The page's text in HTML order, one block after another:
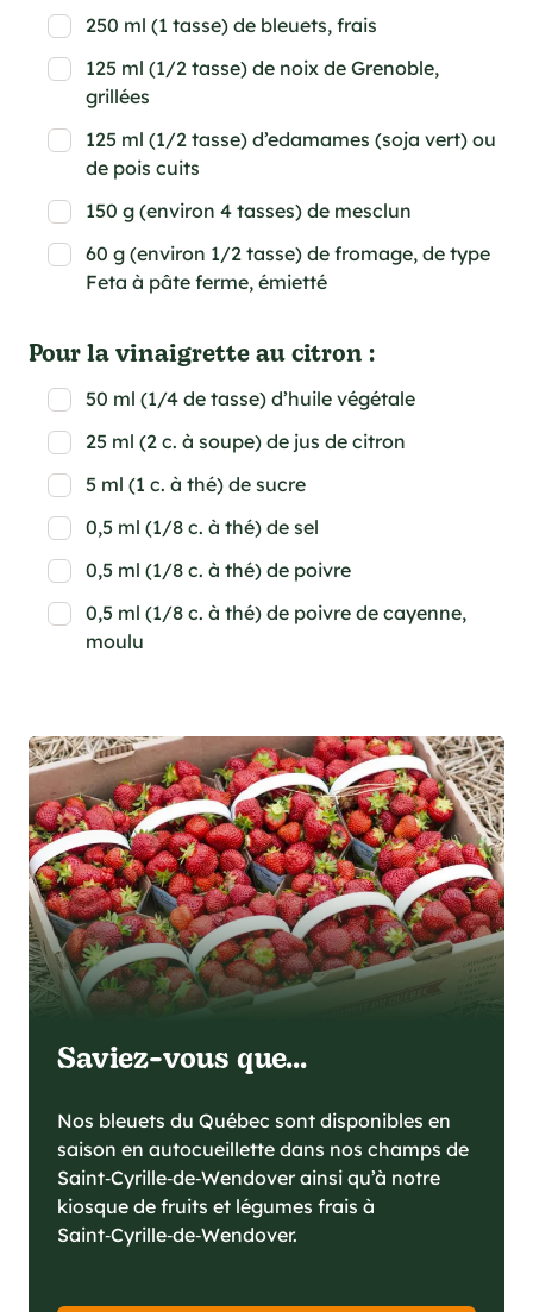
250 ml (1 tasse) de bleuets, frais
125 ml (1/2 tasse) de noix de Grenoble,
grillées
125 ml (1/2 tasse) d’edamames (soja vert) ou
de pois cuits
150 g (environ 4 tasses) de mesclun
60 g (environ 1/2 tasse) de fromage, de type
Feta à pâte ferme, émietté
Pour la vinaigrette au citron :
50 ml (1/4 de tasse) d’huile végétale
25 ml (2 c. à soupe) de jus de citron
5 ml (1 c. à thé) de sucre
0,5 ml (1/8 c. à thé) de sel
0,5 ml (1/8 c. à thé) de poivre
0,5 ml (1/8 c. à thé) de poivre de cayenne,
moulu
Saviez-vous que...
Nos bleuets du Québec sont disponibles en
saison en autocueillette dans nos champs de
Saint‑Cyrille‑de‑Wendover ainsi qu’à notre
kiosque de fruits et légumes frais à
Saint‑Cyrille‑de‑Wendover.